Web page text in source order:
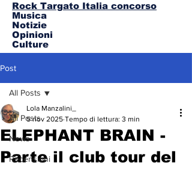
Rock Targato Italia concorso
Musica
Notizie
Opinioni
Culture
Post
All Posts
News
Recensioni
All Posts
ELEPHANT BRAIN -
Parte il club tour del
Lola Manzalini_
5 nov 2025 Tempo di lettura: 3 min